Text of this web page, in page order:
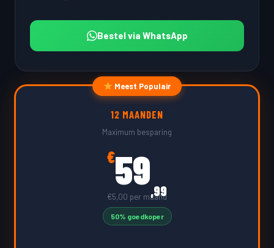
Bestel via WhatsApp
Meest Populair
12 MAANDEN
Maximum besparing
€59,99
€5,00 per maand
50% goedkoper